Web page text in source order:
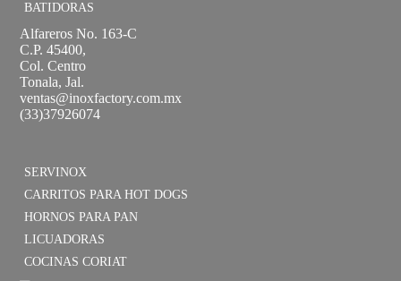
BATIDORAS
Alfareros No. 163-C
C.P. 45400,
Col. Centro
Tonala, Jal.
ventas@inoxfactory.com.mx
(33)37926074
SERVINOX
CARRITOS PARA HOT DOGS
HORNOS PARA PAN
LICUADORAS
COCINAS CORIAT